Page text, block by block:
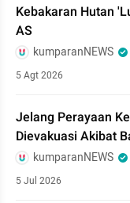
Kebakaran Hutan
AS
kumparanNEWS
5 Agt 2026
Jelang Perayaan
Dievakuasi Akibat
kumparanNEWS
5 Jul 2026